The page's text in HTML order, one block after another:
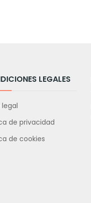
LEGALES
legal
de privacidad
de cookies